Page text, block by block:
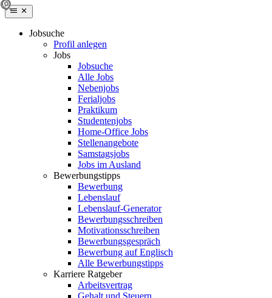
Jobsuche
Profil anlegen
Jobs
Jobsuche
Alle Jobs
Nebenjobs
Ferialjobs
Praktikum
Studentenjobs
Home-Office Jobs
Stellenangebote
Samstagsjobs
Jobs im Ausland
Bewerbungstipps
Bewerbung
Lebenslauf
Lebenslauf-Generator
Bewerbungsschreiben
Motivationsschreiben
Bewerbungsgespräch
Bewerbung auf Englisch
Alle Bewerbungstipps
Karriere Ratgeber
Arbeitsvertrag
Gehalt und Steuern